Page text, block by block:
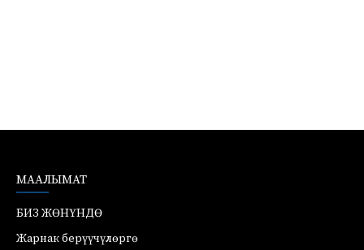
МААЛЫМАТ
БИЗ ЖӨНҮНДӨ
Жарнак берүүчүлөргө